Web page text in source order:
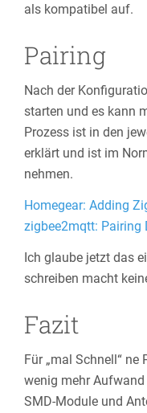
als kompatibel auf.
Pairing
Nach der
starten und es kann
Prozess ist in den
erklärt und ist im
nehmen.
Homegear: Adding
zigbee2mqtt: Pairing
Ich glaube jetzt das
schreiben macht
Fazit
Für „mal Schnell“ ne
wenig mehr Aufwand
SMD-Module und